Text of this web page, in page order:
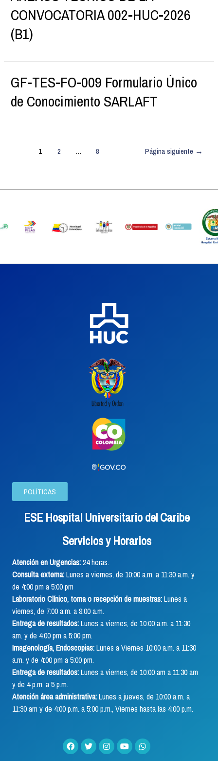
CONVOCATORIA 002-HUC-2026
(B1)
GF-TES-FO-009 Formulario Único
de Conocimiento SARLAFT
1 2 … 8 Página siguiente →
POLÍTICAS
ESE Hospital Universitario del Caribe
Servicios y Horarios
Atención en Urgencias:24 horas.
Consulta externa:Lunes a viernes, de 10:00 a.m. a 11:30 a.m. y
de 4:00 pm a 5:00 pm
Laboratorio Clínico, toma o recepción de muestras:Lunes a
viernes, de 7:00 a.m. a 9:00 a.m.
Entrega de resultados:Lunes a viernes, de 10:00 a.m. a 11:30
am. y de 4:00 pm a 5:00 pm.
Imagenología, Endoscopias:Lunes a Viernes 10:00 a.m. a 11:30
a.m. y de 4:00 pm a 5:00 pm.
Entrega de resultados:Lunes a viernes, de 10:00 am a 11:30 am
y de 4 p.m. a 5 p.m.
Atención área administrativa:Lunes a jueves, de 10:00 a.m. a
11:30 am y de 4:00 p.m. a 5:00 p.m., Viernes hasta las 4:00 p.m.